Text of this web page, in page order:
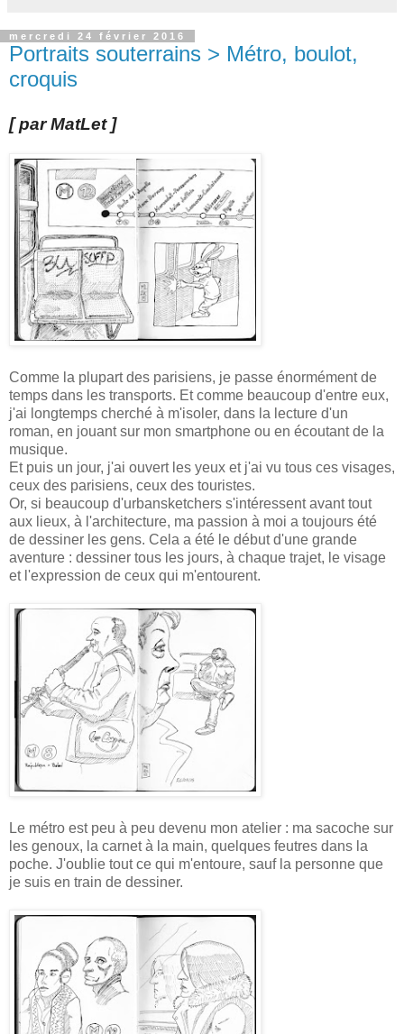
mercredi 24 février 2016
Portraits souterrains > Métro, boulot,
croquis
[ par MatLet ]
Comme la plupart des parisiens, je passe énormément de
temps dans les transports. Et comme beaucoup d'entre eux,
j'ai longtemps cherché à m'isoler, dans la lecture d'un
roman, en jouant sur mon smartphone ou en écoutant de la
musique.
Et puis un jour, j'ai ouvert les yeux et j'ai vu tous ces visages,
ceux des parisiens, ceux des touristes.
Or, si beaucoup d'urbansketchers s'intéressent avant tout
aux lieux, à l'architecture, ma passion à moi a toujours été
de dessiner les gens. Cela a été le début d'une grande
aventure : dessiner tous les jours, à chaque trajet, le visage
et l'expression de ceux qui m'entourent.
Le métro est peu à peu devenu mon atelier : ma sacoche sur
les genoux, la carnet à la main, quelques feutres dans la
poche. J'oublie tout ce qui m'entoure, sauf la personne que
je suis en train de dessiner.